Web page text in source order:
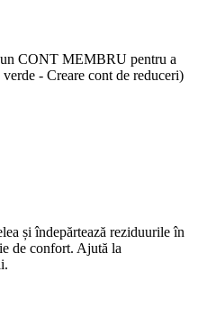
un CONT MEMBRU pentru a
- Creare cont de reduceri)
și îndepărtează reziduurile în
de confort. Ajută la